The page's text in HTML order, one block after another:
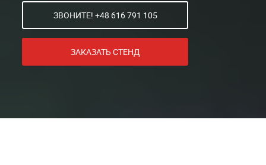
ЗВОНИТЕ! +48 616 791 105
ЗАКАЗАТЬ СТЕНД